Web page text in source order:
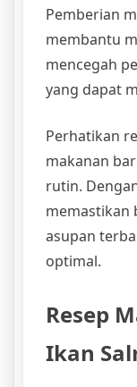
Pemberian
membantu
mencegah
yang dapat
Perhatikan
makanan
rutin.
memastikan
asupan
optimal.
Resep
Ikan